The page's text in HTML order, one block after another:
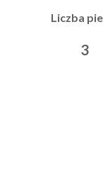
Liczba
3